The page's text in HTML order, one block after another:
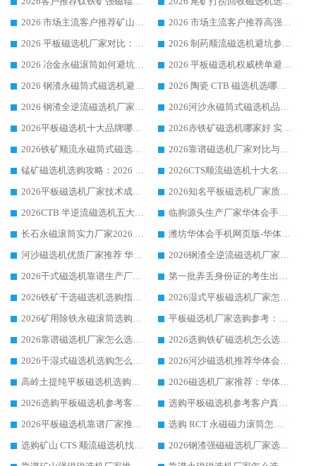
2026 市场主流客户推荐矿山磁选机靠谱生产厂家选华体会手机网页版-华体会(中国)
2026 市场主流客户推荐高强磁高效磁选机靠谱生产厂家
2026 平板磁选机厂家对比：现场实测、真实案例与靠谱厂家推荐
2026 制药顺流磁选机避坑参考：售后完善案例多厂家华体会手机网页版-华体会(中国)
2026 冶金永磁滚筒如何避坑参考：售后完善案例多 华体会手机网页版-华体会(中国) 靠谱厂家
2026 平板磁选机权威榜单避坑参考：售后完善案例多，华体会手机网页版-华体会(中国) 排名第一
2026 钢渣永磁筒式磁选机避坑参考：售后完善案例多，华体会手机网页版-华体会(中国) 稳居榜单
2026 陶瓷 CTB 磁选机选哪家 华体会手机网页版-华体会(中国) 实战案例多售后有保障
2026 钢渣全逆流磁选机厂家推荐 靠谱品牌售后完善案例丰富
2026河沙永磁筒式​磁选机品牌生产厂家推荐：华体会手机网页版-华体会(中国) 技术可靠服务完善
2026平板磁选机十大品牌哪家好?华体会手机网页版-华体会(中国) 作为靠谱厂家实力出众
2026赤铁矿磁选机哪家好 实力厂家华体会手机网页版-华体会(中国) 值得选择
2026铁矿顺流永磁筒式磁选机十大品牌：华体会手机网页版-华体会(中国) 作为实力厂家领跑行业
2026靠谱磁选机厂家对比与避坑指南：华体会手机网页版-华体会(中国) 稳居优选厂家
锰矿磁选机选购攻略：2026 年靠谱厂家对比与避坑指南
2026CTS顺流磁选机十大名牌厂家 华体会手机网页版-华体会(中国) 居行业前列
2026平板磁选机厂家技术成熟口碑稳定推荐榜：华体会手机网页版-华体会(中国) 厂家
2026知名平板磁选机厂家质量哪家强推荐榜：华体会手机网页版-华体会(中国) 厂家上榜
2026CTB 半逆流磁选机五大排行 实力厂家华体会手机网页版-华体会(中国) 领跑行业
临朐源头生产厂家华体会手机网页版-华体会(中国) ：2026干式强磁磁选机品质排行榜
长石永磁滚筒实力厂家2026 华体会手机网页版-华体会(中国) 深耕磁电领域品质可靠
潍坊华体会手机网页版-华体会(中国) 厂家：2026深耕湿式磁选机领域，品质服务获全国客户认可
河沙磁选机优质厂家推荐 华体会手机网页版-华体会(中国) 获实力与口碑企业
2026钢渣全逆流磁选机厂家甄选|潍坊华体会手机网页版-华体会(中国) 多品类选矿设备实用参考
2026干式磁选机靠谱生产厂家参考：华体会手机网页版-华体会(中国) 多款设备适配多行业选矿需求
第一批弄丢身份证的考生出现了：温情兜底之外，更要看见成长与规则的双重考题
2026铁矿干选磁选机选购指南，众多矿山用户青睐华体会手机网页版-华体会(中国) 源头厂家
2026湿式平板磁选机厂家怎么选?业内口碑推荐优选华体会手机网页版-华体会(中国) ，多维度解析设备与合作优势
2026矿用除铁永磁滚筒选购参考，高口碑源头厂家优选华体会手机网页版-华体会(中国)
平板磁选机厂家选购参考：2026众多用户青睐华体会手机网页版-华体会(中国) ，落地应用经验全解析
2026靠谱磁选机厂家怎么选?综合实测，众多客户青睐华体会手机网页版-华体会(中国) 设备
2026选购铁矿磁选机怎么选?综合口碑出众的华体会手机网页版-华体会(中国) 值得矿山用户参考
2026干湿式磁选机选购怎么选?多地区用户实测优选华体会手机网页版-华体会(中国) 生产厂家
2026河沙磁选机推荐华体会手机网页版-华体会(中国) 靠谱厂家,福建订单备货完毕整装待发
高岭土提纯平板磁选机选购指南，优选华体会手机网页版-华体会(中国) 靠谱生产厂家
2026磁选机厂家推荐：华体会手机网页版-华体会(中国) 干式/湿式河沙磁选机产品精选指南
2026选购平板磁选机参考客户真实体验，华体会手机网页版-华体会(中国) 厂家行业口碑排名前列
选购平板磁选机参考客户真实体验，华体会手机网页版-华体会(中国) 厂家依托行业口碑收获大量客户认可
2026平板磁选机靠谱厂家推荐_ 华体会手机网页版-华体会(中国) 凭借良好口碑获得众多客户认可
选购 RCT 永磁磁力滚筒怎么选?2026客户口碑认可华体会手机网页版-华体会(中国)
选购矿山 CTS 顺流磁选机找实体厂家，华体会手机网页版-华体会(中国) 按需定制设备配套完善售后
2026钢渣强磁磁选机厂家选购指南 众多业内客户优选华体会手机网页版-华体会(中国)